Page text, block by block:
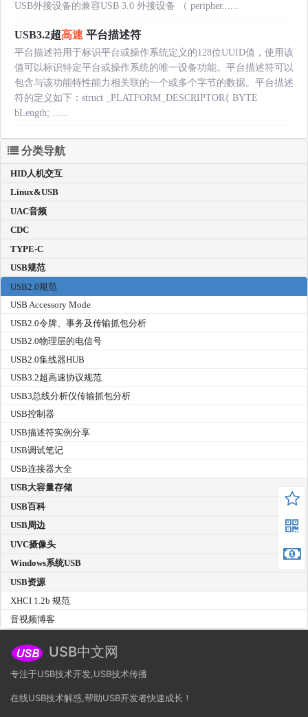
USB外接设备的兼容USB 3.0 外接设备 （ peripher......
USB3.2超高速 平台描述符
平台描述符用于标识平台或操作系统定义的128位UUID值，使用该
值可以标识特定平台或操作系统的唯一设备功能。平台描述符可以
包含与该功能特性能力相关联的一个或多个字节的数据。平台描述
符的定义如下：struct _PLATFORM_DESCRIPTOR{ BYTE
bLength; ......
分类导航
HID人机交互
Linux&USB
UAC音频
CDC
TYPE-C
USB规范
USB2.0规范
USB Accessory Mode
USB2.0令牌、事务及传输抓包分析
USB2.0物理层的电信号
USB2.0集线器HUB
USB3.2超高速协议规范
USB3总线分析仪传输抓包分析
USB控制器
USB描述符实例分享
USB调试笔记
USB连接器大全
USB大容量存储
USB百科
USB周边
UVC摄像头
Windows系统USB
USB资源
XHCI 1.2b 规范
音视频博客
USB中文网
专注于USB技术开发,USB技术传播
在线USB技术解惑,帮助USB开发者快速成长！